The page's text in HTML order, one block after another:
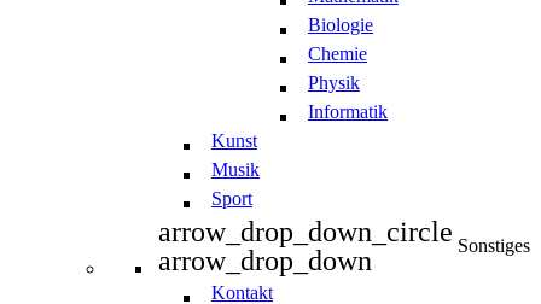
Biologie
Chemie
Physik
Informatik
Kunst
Musik
Sport
arrow_drop_down_circle
arrow_drop_down
Sonstiges
Kontakt